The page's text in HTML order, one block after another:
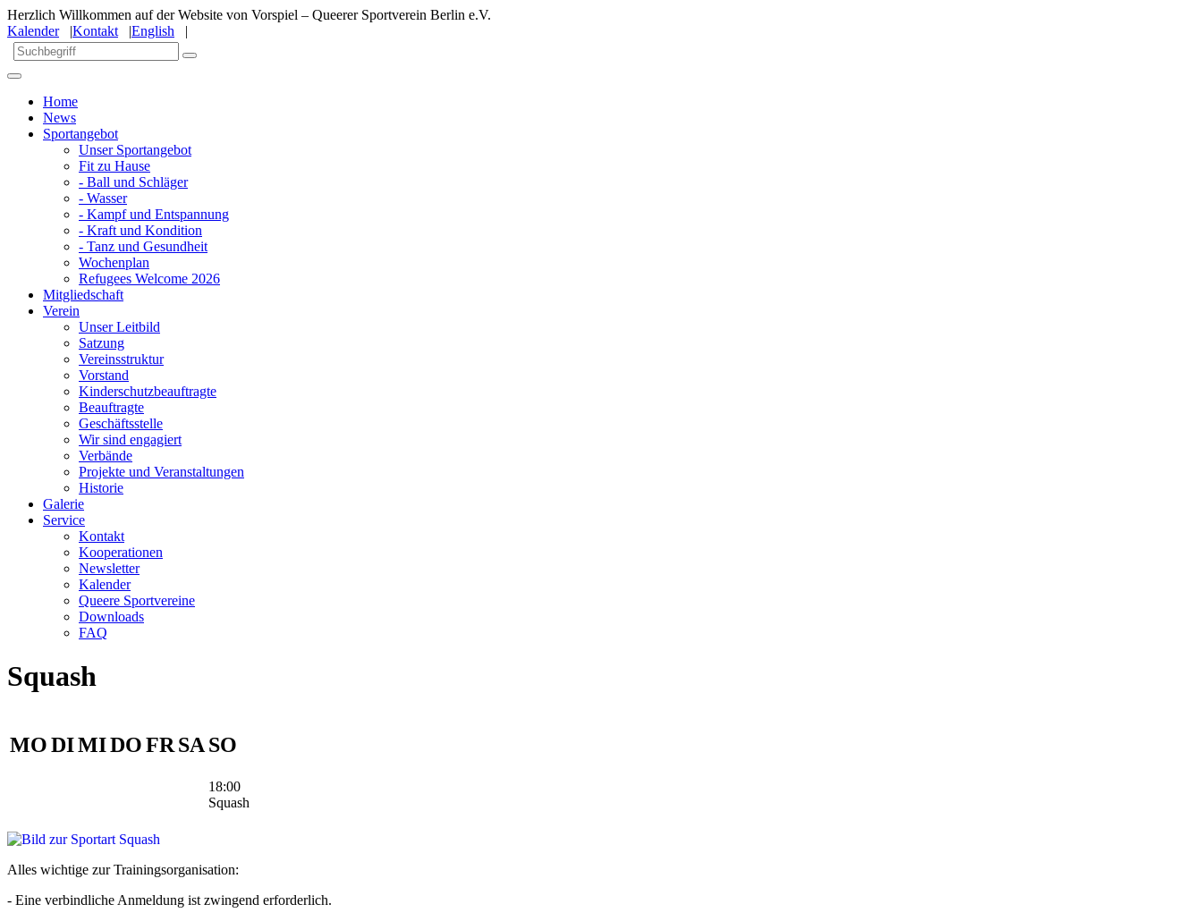
Herzlich Willkommen auf der Website von Vorspiel – Queerer Sportverein Berlin e.V.
Kalender|Kontakt |English |
Home
News
Sportangebot
Unser Sportangebot
Fit zu Hause
- Ball und Schläger
- Wasser
- Kampf und Entspannung
- Kraft und Kondition
- Tanz und Gesundheit
Wochenplan
Refugees Welcome 2026
Mitgliedschaft
Verein
Unser Leitbild
Satzung
Vereinsstruktur
Vorstand
Kinderschutzbeauftragte
Beauftragte
Geschäftsstelle
Wir sind engagiert
Verbände
Projekte und Veranstaltungen
Historie
Galerie
Service
Kontakt
Kooperationen
Newsletter
Kalender
Queere Sportvereine
Downloads
FAQ
Squash
MODIMIDOFR SA SO
18:00
Squash
Alles wichtige zur Trainingsorganisation:
- Eine verbindliche Anmeldung ist zwingend erforderlich.